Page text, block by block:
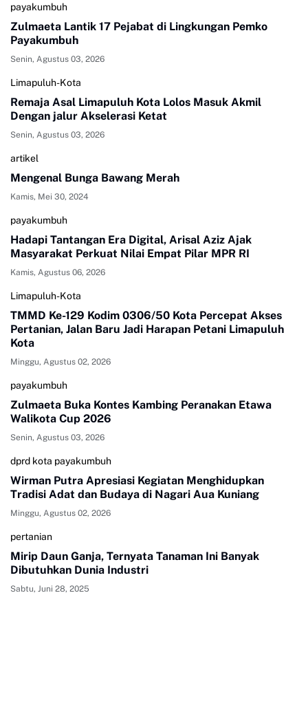
payakumbuh
Zulmaeta Lantik 17 Pejabat di Lingkungan Pemko
Payakumbuh
Senin, Agustus 03, 2026
Limapuluh-Kota
Remaja Asal Limapuluh Kota Lolos Masuk Akmil
Dengan jalur Akselerasi Ketat
Senin, Agustus 03, 2026
artikel
Mengenal Bunga Bawang Merah
Kamis, Mei 30, 2024
payakumbuh
Hadapi Tantangan Era Digital, Arisal Aziz Ajak
Masyarakat Perkuat Nilai Empat Pilar MPR RI
Kamis, Agustus 06, 2026
Limapuluh-Kota
TMMD Ke-129 Kodim 0306/50 Kota Percepat Akses
Pertanian, Jalan Baru Jadi Harapan Petani Limapuluh
Kota
Minggu, Agustus 02, 2026
payakumbuh
Zulmaeta Buka Kontes Kambing Peranakan Etawa
Walikota Cup 2026
Senin, Agustus 03, 2026
dprd kota payakumbuh
Wirman Putra Apresiasi Kegiatan Menghidupkan
Tradisi Adat dan Budaya di Nagari Aua Kuniang
Minggu, Agustus 02, 2026
pertanian
Mirip Daun Ganja, Ternyata Tanaman Ini Banyak
Dibutuhkan Dunia Industri
Sabtu, Juni 28, 2025